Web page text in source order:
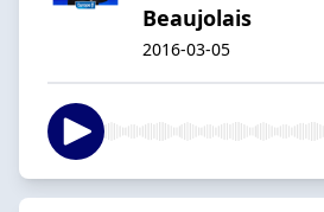
Beaujolais
2016-03-05